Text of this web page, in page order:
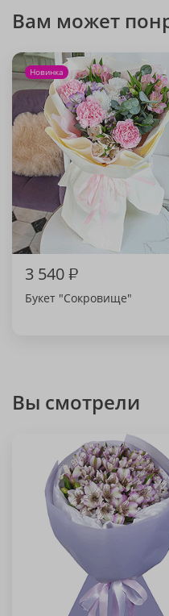
Вам может
Новинка
3 540₽
Букет "Сокровище"
Вы смотрели